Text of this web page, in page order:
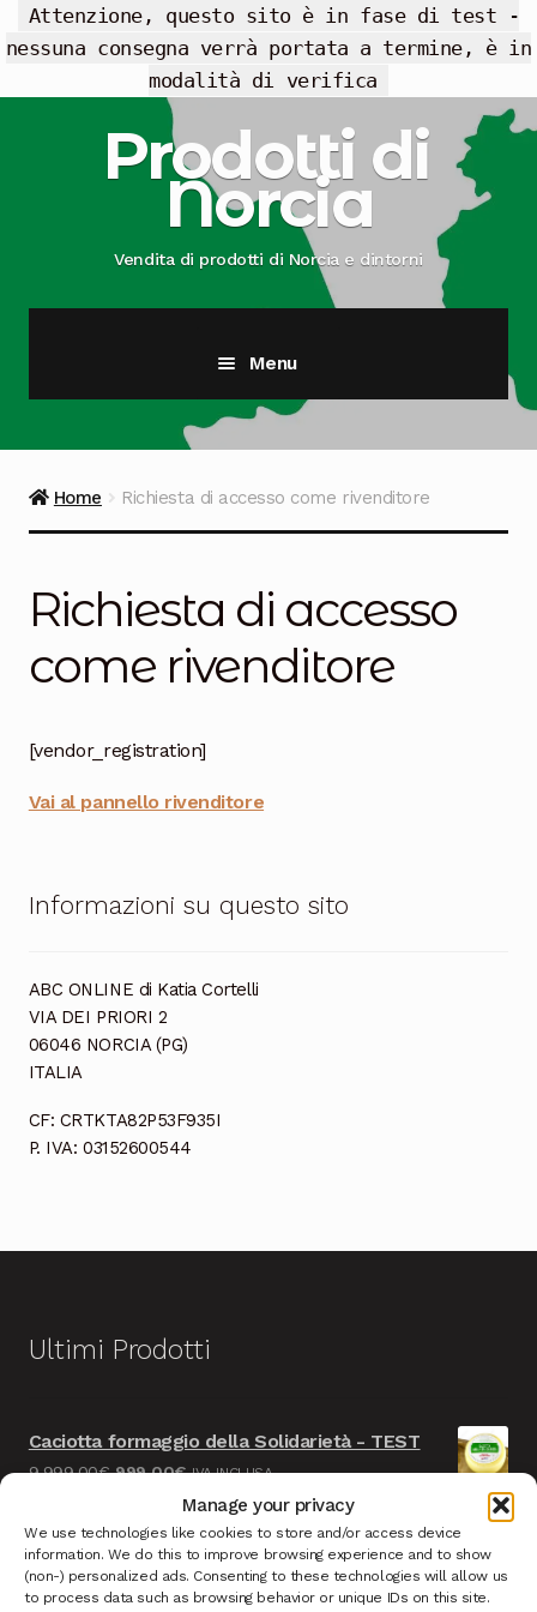
Manage your privacy
We use technologies like cookies to store and/or access device
information. We do this to improve browsing experience and to show
(non-) personalized ads. Consenting to these technologies will allow us
to process data such as browsing behavior or unique IDs on this site.
Attenzione, questo sito è in fase di test -
nessuna consegna verrà portata a termine, è in
modalità di verifica
navigazione
contenutoProdotti di
Norcia
Vendita di prodotti di Norcia e dintorni
Menu
Salumi
Tartufi
Salse e condimenti
Marmellate
Zafferano
Pasta
Home Richiesta di accesso come rivenditore
Richiesta di accesso
come rivenditore
[vendor_registration]
Vai al pannello rivenditore
Informazioni su questo sito
ABC ONLINE di Katia Cortelli
VIA DEI PRIORI 2
06046 NORCIA (PG)
ITALIA
CF: CRTKTA82P53F935I
P. IVA: 03152600544
Ultimi Prodotti
Caciotta formaggio della Solidarietà - TEST
9.999,00€ Il
originale
era:
9.999,00€.
999,00€Il
prezzo
attuale
è:
999,00€.
IVA INCLUSA
Cioccolata con Fiori Norcia - TEST
9.999,00€ Il
prezzo
999,00€Il
prezzo
IVA INCLUSA
Salsicce Nursinelle F.lli Ansuini Norcia